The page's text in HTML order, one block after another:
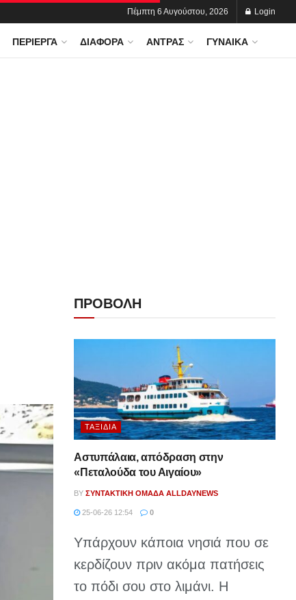
Πέμπτη 6 Αυγούστου, 2026 Login
ΠΕΡΊΕΡΓΑ ΔΙΆΦΟΡΑ ΆΝΤΡΑΣ ΓΥΝΑΊΚΑ
ΠΡΟΒΟΛΗ
ΤΑΞΊΔΙΑ
Αστυπάλαια, απόδραση στην
«Πεταλούδα του Αιγαίου»
BY ΣΥΝΤΑΚΤΙΚΉ ΟΜΆΔΑ ALLDAYNEWS
25-06-26 12:54 0
Υπάρχουν κάποια νησιά που σε
κερδίζουν πριν ακόμα πατήσεις
το πόδι σου στο λιμάνι. Η